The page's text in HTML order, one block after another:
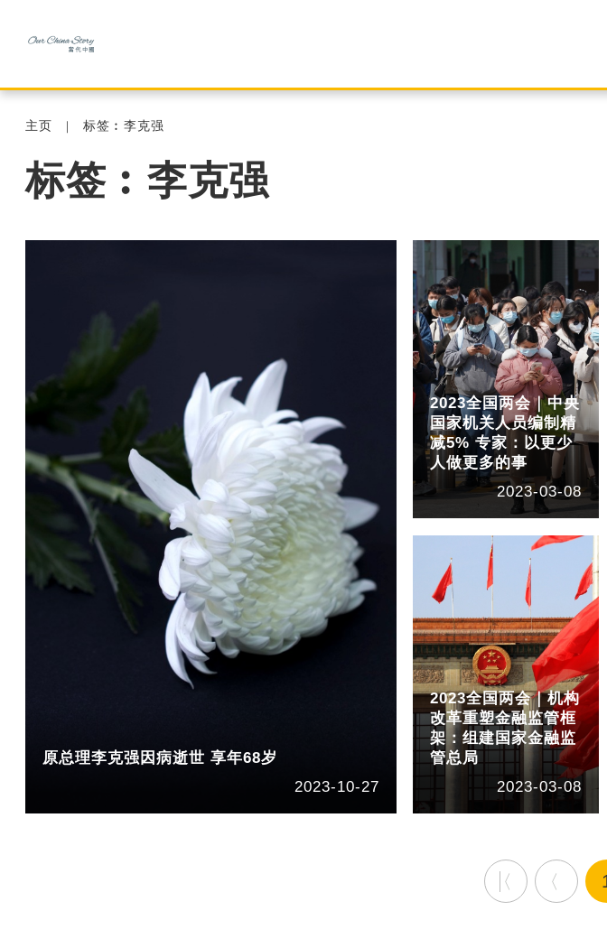
主页 标签︰李克强
标签︰李克强
原总理李克强因病逝世 享年68岁
2023-10-27
2023全国两会｜中央
国家机关人员编制精
减5% 专家：以更少
人做更多的事
2023-03-08
2023全国两会｜机构
改革重塑金融监管框
架：组建国家金融监
管总局
2023-03-08